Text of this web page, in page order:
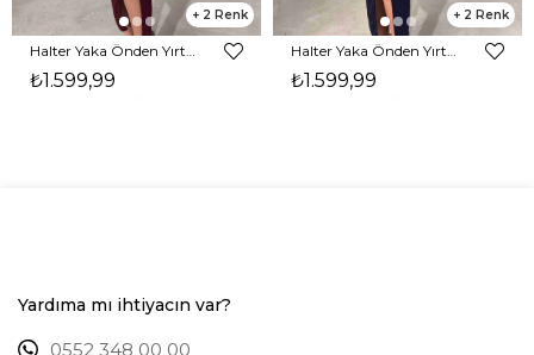
2
Halter Yaka Önden Yırtmaçlı Midi Boy Bordo Hasre Kadın Elbise 26Y502
₺1.599,99
2
Halter Yaka Önden Yırtmaçlı Midi Boy Lacivert Hasre Kadın Elbise 26Y502
₺1.599,99
Yardıma mı ihtiyacın var?
0552 348 00 00